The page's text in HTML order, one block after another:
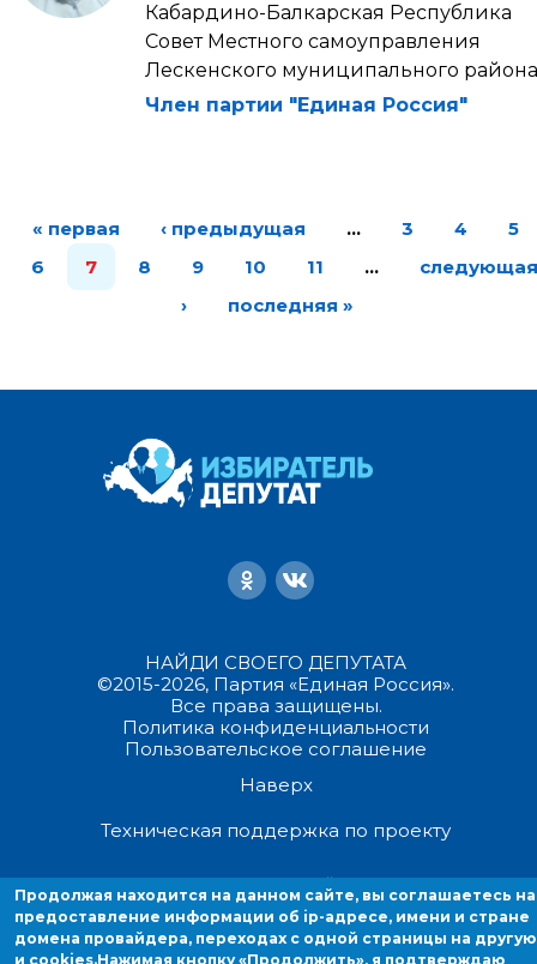
Кабардино-Балкарская Республика
Совет Местного самоуправления
Лескенского муниципального района
Член партии "Единая Россия"
« первая ‹ предыдущая … 3 4
5
6
7 8 9 10 11 …
следующая
›
последняя »
НАЙДИ СВОЕГО ДЕПУТАТА
©2015-2026, Партия «Единая Россия».
Все права защищены.
Политика конфиденциальности
Пользовательское соглашение
Наверх
Техническая поддержка по проекту
Продолжая находиться на данном сайте, вы соглашаетесь на
предоставление информации об ip-адресе, имени и стране домена
провайдера, переходах с одной страницы на другую и cookies.
Продолжая находится на данном сайте, вы соглашаетесь на
предоставление информации об ip-адресе, имени и стране
домена провайдера, переходах с одной страницы на другую
и cookies.Нажимая кнопку «Продолжить», я подтверждаю